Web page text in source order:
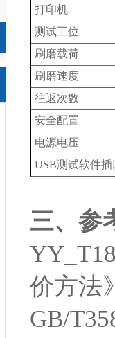
打印机
测试工位
刷磨载荷
刷磨速度
往返次数
安全配置
电源电压
USB测试软件
三、参
价方法
GB/